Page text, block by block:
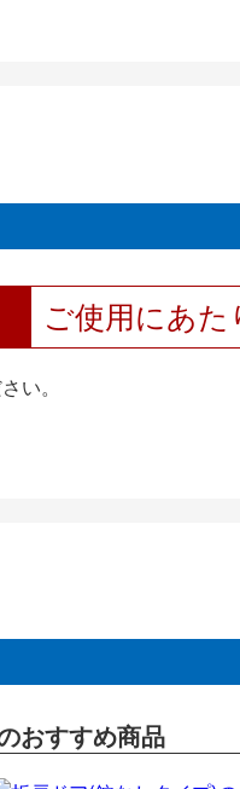
ご使用にあ
い。
おすすめ商品